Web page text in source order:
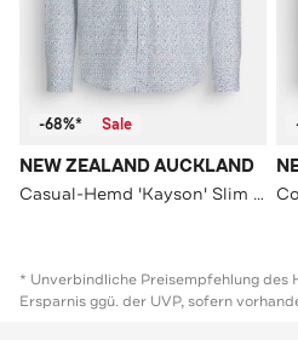
-68%* Sale
NEW ZEALAND AUCKLAND
Casual-Hemd 'Kayson' Slim Fit
* Unverbindliche Preisempfehlung des
Ersparnis ggü. der UVP, sofern